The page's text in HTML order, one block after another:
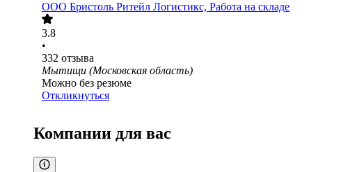
ООО Бристоль Ритейл Логистикс, Работа на складе
3.8
•
332 отзыва
Мытищи (Московская область)
Можно без резюме
Откликнуться
Компании для вас